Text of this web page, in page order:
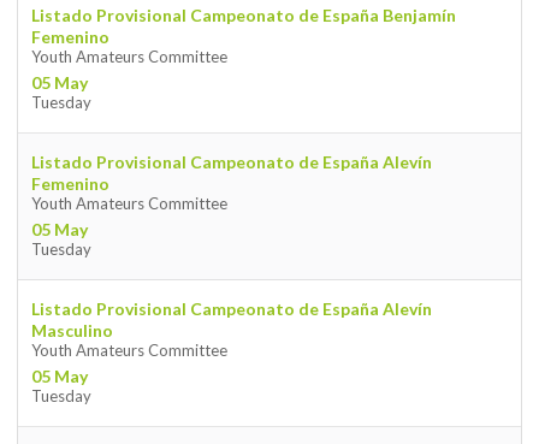
Listado Provisional Campeonato de España Benjamín
Femenino
Youth Amateurs Committee
05 May
Tuesday
Listado Provisional Campeonato de España Alevín
Femenino
Youth Amateurs Committee
05 May
Tuesday
Listado Provisional Campeonato de España Alevín
Masculino
Youth Amateurs Committee
05 May
Tuesday